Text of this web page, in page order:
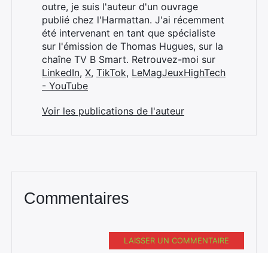
outre, je suis l'auteur d'un ouvrage
publié chez l'Harmattan. J'ai récemment
été intervenant en tant que spécialiste
sur l'émission de Thomas Hugues, sur la
chaîne TV B Smart. Retrouvez-moi sur
LinkedIn, X, TikTok, LeMagJeuxHighTech
- YouTube
Voir les publications de l'auteur
Commentaires
LAISSER UN COMMENTAIRE